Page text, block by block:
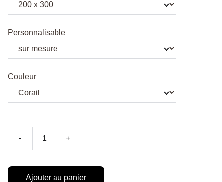
Personnalisable
Couleur
- +
Ajouter au panier